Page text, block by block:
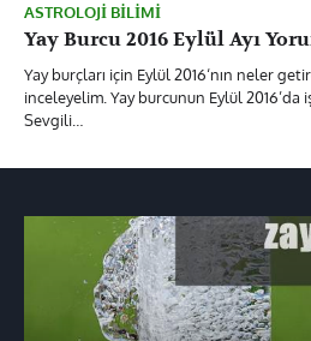
ASTROLOJI BILIMI
Yay Burcu 2016 Eylül Ayı
Yay burçları için Eylül 2016‘nın neler
inceleyelim. Yay burcunun Eylül 2016’da
Sevgili…